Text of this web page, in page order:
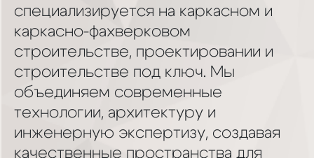
специализируется на каркасном и
каркасно-фахверковом
строительстве, проектировании и
строительстве под ключ. Мы
объединяем современные
технологии, архитектуру и
инженерную экспертизу, создавая
качественные пространства для